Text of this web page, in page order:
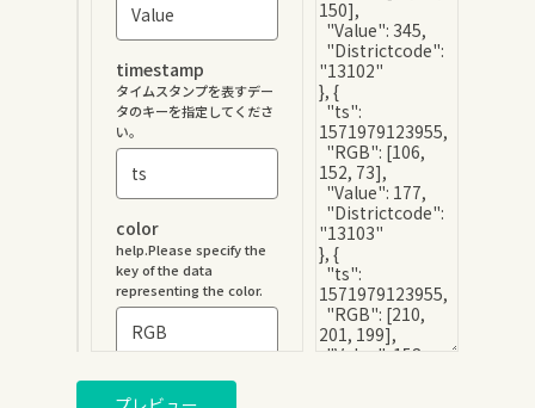
timestamp
タイムスタンプを表すデー
タのキーを指定してくださ
い。
color
help.Please specify the
key of the data
representing the color.
limit